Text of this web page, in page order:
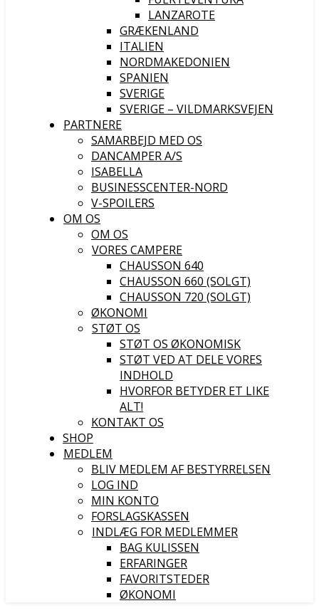
LANZAROTE
GRÆKENLAND
ITALIEN
NORDMAKEDONIEN
SPANIEN
SVERIGE
SVERIGE – VILDMARKSVEJEN
PARTNERE
SAMARBEJD MED OS
DANCAMPER A/S
ISABELLA
BUSINESSCENTER-NORD
V-SPOILERS
OM OS
OM OS
VORES CAMPERE
CHAUSSON 640
CHAUSSON 660 (SOLGT)
CHAUSSON 720 (SOLGT)
ØKONOMI
STØT OS
STØT OS ØKONOMISK
STØT VED AT DELE VORES
INDHOLD
HVORFOR BETYDER ET LIKE
ALT!
KONTAKT OS
SHOP
MEDLEM
BLIV MEDLEM AF BESTYRRELSEN
LOG IND
MIN KONTO
FORSLAGSKASSEN
INDLÆG FOR MEDLEMMER
BAG KULISSEN
ERFARINGER
FAVORITSTEDER
ØKONOMI